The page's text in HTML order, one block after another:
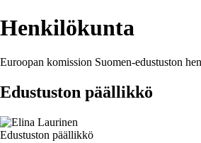
Henkilökunta
Euroopan komission Suomen-edustuston
Edustuston päällikkö
Edustuston päällikkö